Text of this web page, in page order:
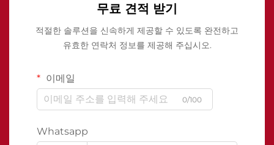
무료 견적 받기
적절한 솔루션을 신속하게 제공할 수 있도록 완전하고
유효한 연락처 정보를 제공해 주십시오.
이메일
0/100
Whatsapp